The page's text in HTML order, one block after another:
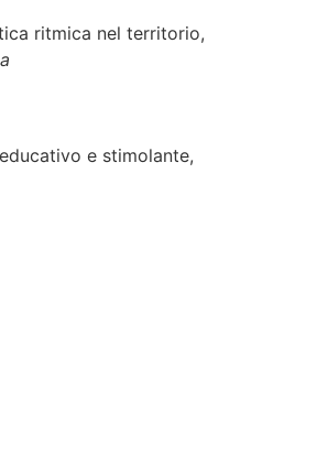
ritmica nel territorio,
e stimolante,